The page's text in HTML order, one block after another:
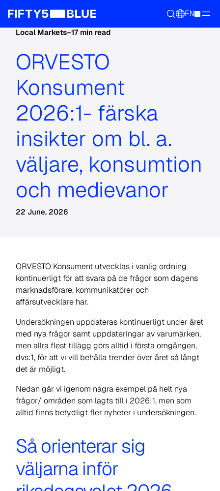
EN
Local Markets–17 min read
ORVESTO
Konsument
2026:1- färska
insikter om bl. a.
väljare, konsumtion
och medievanor
22 June, 2026
ORVESTO Konsument utvecklas i vanlig ordning
kontinuerligt för att svara på de frågor som dagens
marknadsförare, kommunikatörer och
affärsutvecklare har.
Undersökningen uppdateras kontinuerligt under året
med nya frågor samt uppdateringar av varumärken,
men allra flest tillägg görs alltid i första omgången,
dvs:1, för att vi vill behålla trender över året så långt
det är möjligt.
Nedan går vi igenom några exempel på helt nya
frågor/ områden som lagts till i 2026:1, men som
alltid finns betydligt fler nyheter i undersökningen.
Så orienterar sig
väljarna inför